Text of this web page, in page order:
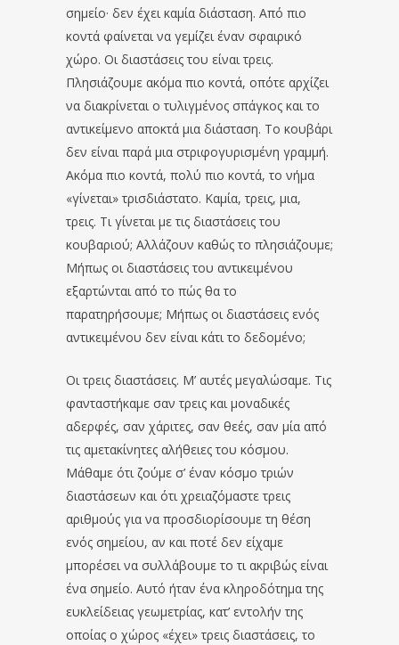
σημείο· δεν έχει καμία διάσταση. Από πιο
κοντά φαίνεται να γεμίζει έναν σφαιρικό
χώρο. Οι διαστάσεις του είναι τρεις.
Πλησιάζουμε ακόμα πιο κοντά, οπότε αρχίζει
να διακρίνεται ο τυλιγμένος σπάγκος και το
αντικείμενο αποκτά μια διάσταση. Το κουβάρι
δεν είναι παρά μια στριφογυρισμένη γραμμή.
Ακόμα πιο κοντά, πολύ πιο κοντά, το νήμα
«γίνεται» τρισδιάστατο. Καμία, τρεις, μια,
τρεις. Τι γίνεται με τις διαστάσεις του
κουβαριού; Αλλάζουν καθώς το πλησιάζουμε;
Μήπως οι διαστάσεις του αντικειμένου
εξαρτώνται από το πώς θα το
παρατηρήσουμε; Μήπως οι διαστάσεις ενός
αντικειμένου δεν είναι κάτι το δεδομένο;
Οι τρεις διαστάσεις. Μ’ αυτές μεγαλώσαμε. Τις
φανταστήκαμε σαν τρεις και μοναδικές
αδερφές, σαν χάριτες, σαν θεές, σαν μία από
τις αμετακίνητες αλήθειες του κόσμου.
Μάθαμε ότι ζούμε σ’ έναν κόσμο τριών
διαστάσεων και ότι χρειαζόμαστε τρεις
αριθμούς για να προσδιορίσουμε τη θέση
ενός σημείου, αν και ποτέ δεν είχαμε
μπορέσει να συλλάβουμε το τι ακριβώς είναι
ένα σημείο. Αυτό ήταν ένα κληροδότημα της
ευκλείδειας γεωμετρίας, κατ’ εντολήν της
οποίας ο χώρος «έχει» τρεις διαστάσεις, το